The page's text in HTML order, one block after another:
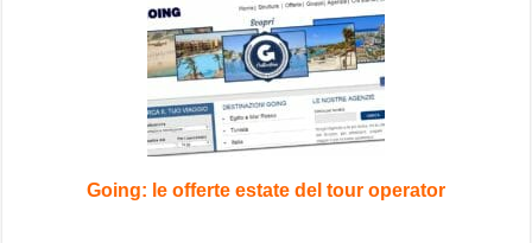
Going: le offerte estate del tour operator